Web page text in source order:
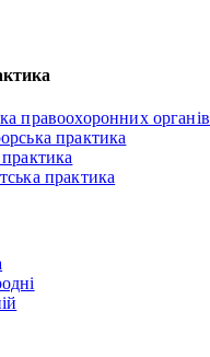
правоохоронних органів
практика
практика